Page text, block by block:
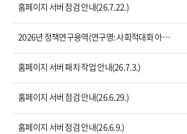
홈페이지 서버 점검 안내(26.7.22.)
2026년 정책연구용역(연구명: 사회적대화 아카데미 교육내용 연구)
홈페이지 서버 패치 작업 안내(26.7.3.)
홈페이지 서버 점검 안내(26.6.29.)
홈페이지 서버 점검 안내(26.6.9.)